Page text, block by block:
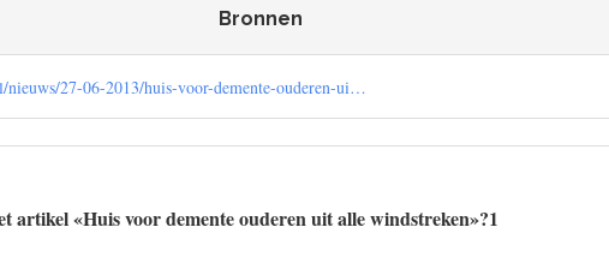
Bronnen
27-06-2013/huis-voor-demente-ouderen-ui…
artikel «Huis voor demente ouderen uit alle windstreken»?1